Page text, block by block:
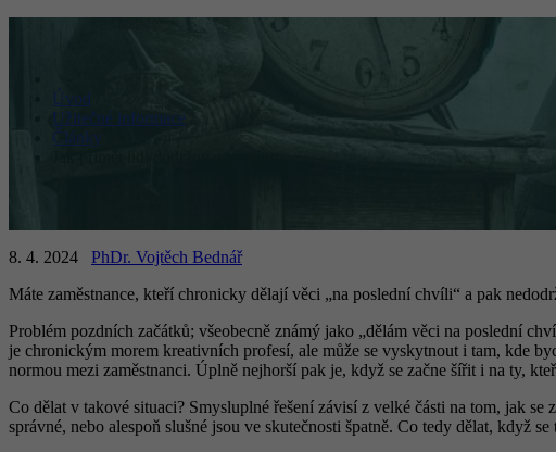
Úvod
Užitečné informace
Články
8. 4. 2024
PhDr. Vojtěch Bednář
Máte zaměstnance, kteří chronicky dělají věci „na poslední chvíli“ a pak
Problém pozdních začátků; všeobecně známý jako „dělám věci na poslední
je chronickým morem kreativních profesí, ale může se vyskytnout i tam, kde
normou mezi zaměstnanci. Úplně nejhorší pak je, když se začne šířit i na ty,
Co dělat v takové situaci? Smysluplné řešení závisí z velké části na tom, jak
správné, nebo alespoň slušné jsou ve skutečnosti špatně. Co tedy dělat, když